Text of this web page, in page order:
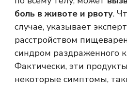
боль в животе и рвоту.
случае, указывает
расстройством
синдром раздраженного
Фактически, эти
некоторые симптомы,